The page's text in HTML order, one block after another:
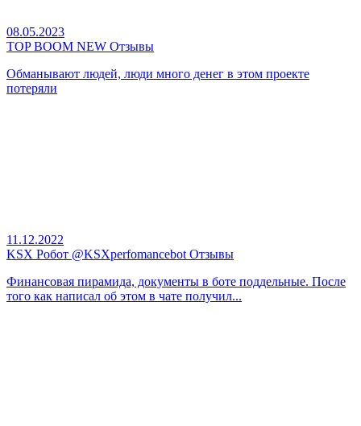
08.05.2023
TOP BOOM NEW Отзывы
Обманывают людей, люди много денег в этом проекте
потеряли
11.12.2022
KSX Робот @KSXperfomancebot Отзывы
Финансовая пирамида, документы в боте поддельные. После
того как написал об этом в чате получил...